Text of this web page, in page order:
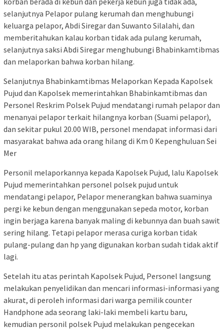
selanjutnya Pelapor pulang kerumah dan menghubungi
keluarga pelapor, Abdi Siregar dan Suwanto Silalahi, dan
memberitahukan kalau korban tidak ada pulang kerumah,
selanjutnya saksi Abdi Siregar menghubungi Bhabinkamtibmas
dan melaporkan bahwa korban hilang.
Selanjutnya Bhabinkamtibmas Melaporkan Kepada Kapolsek
Pujud dan Kapolsek memerintahkan Bhabinkamtibmas dan
Personel Reskrim Polsek Pujud mendatangi rumah pelapor dan
menanyai pelapor terkait hilangnya korban (Suami pelapor),
dan sekitar pukul 20.00 WIB, personel mendapat informasi dari
masyarakat bahwa ada orang hilang di Km 0 Kepenghuluan Sei
Mer
Personil melaporkannya kepada Kapolsek Pujud, lalu Kapolsek
Pujud memerintahkan personel polsek pujud untuk
mendatangi pelapor, Pelapor menerangkan bahwa suaminya
pergi ke kebun dengan menggunakan sepeda motor, korban
ingin berjaga karena banyak maling di kebunnya dan buah sawit
sering hilang. Tetapi pelapor merasa curiga korban tidak
pulang-pulang dan hp yang digunakan korban sudah tidak aktif
lagi.
Setelah itu atas perintah Kapolsek Pujud, Personel langsung
melakukan penyelidikan dan mencari informasi-informasi yang
akurat, di peroleh informasi dari warga pemilik counter
Handphone ada seorang laki-laki membeli kartu baru,
kemudian personil polsek Pujud melakukan pengecekan